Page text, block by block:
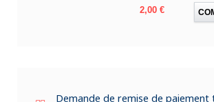
Prix
2,00 €
Demande de remise de paiement